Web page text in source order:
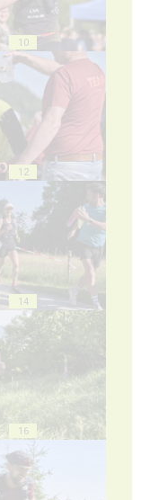
10
12
14
16